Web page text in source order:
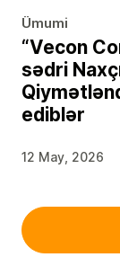
Ümumi
“Vecon
sədri
ediblər
12 May, 2026